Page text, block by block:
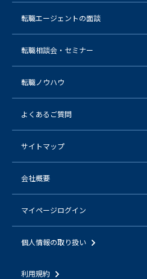
転職エージェントの面談
転職相談会・セミナー
転職ノウハウ
よくあるご質問
サイトマップ
会社概要
マイページログイン
個人情報の取り扱い
利用規約